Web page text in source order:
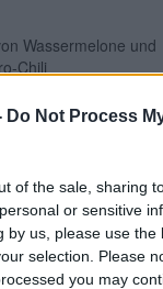
Do Not Process
of the sale, sharing
or sensitive
by us, please use the
selection. Please
you may
Wassermelone und
Chili
mit Himbeersauce